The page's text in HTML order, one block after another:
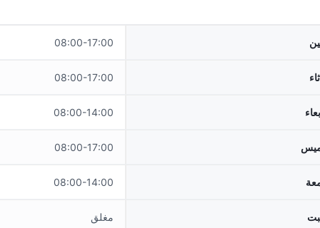
08:00-17:00
08:00-17:00
08:00-14:00
08:00-17:00
08:00-14:00
مغلق